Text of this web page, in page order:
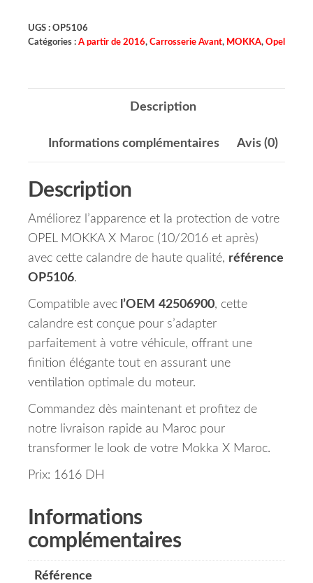
UGS : OP5106
Catégories : A partir de 2016, Carrosserie Avant, MOKKA, Opel
Description
Informations complémentaires Avis (0)
Description
Améliorez l’apparence et la protection de votre
OPEL MOKKA X Maroc (10/2016 et après)
avec cette calandre de haute qualité, référence
OP5106.
Compatible avec l’OEM 42506900, cette
calandre est conçue pour s’adapter
parfaitement à votre véhicule, offrant une
finition élégante tout en assurant une
ventilation optimale du moteur.
Commandez dès maintenant et profitez de
notre livraison rapide au Maroc pour
transformer le look de votre Mokka X Maroc.
Prix: 1616 DH
Informations
complémentaires
Référence